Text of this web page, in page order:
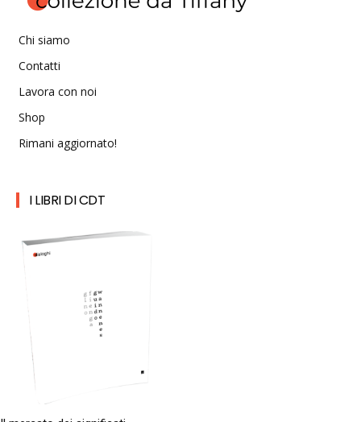
Chi siamo
Contatti
Lavora con noi
Shop
Rimani aggiornato!
I LIBRI DI CDT